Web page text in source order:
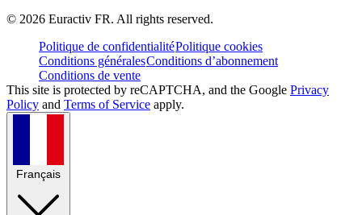
© 2026 Euractiv FR. All rights reserved.
Politique de confidentialitéPolitique cookies
Conditions généralesConditions d’abonnement
Conditions de vente
This site is protected by reCAPTCHA, and the Google Privacy
Policy and Terms of Service apply.
Français